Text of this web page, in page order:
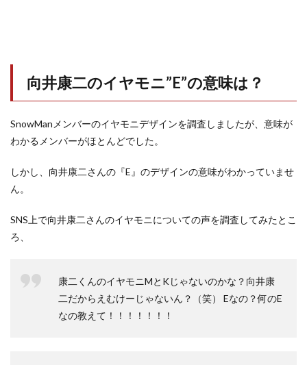
向井康二のイヤモニ”E”の意味は？
SnowManメンバーのイヤモニデザインを調査しましたが、意味が
わかるメンバーがほとんどでした。
しかし、向井康二さんの『E』のデザインの意味がわかっていませ
ん。
SNS上で向井康二さんのイヤモニについての声を調査してみたとこ
ろ、
康二くんのイヤモニMとKじゃないのかな？向井康
二だからえむけーじゃないん？（笑） Eなの？何のE
なの教えて！！！！！！！